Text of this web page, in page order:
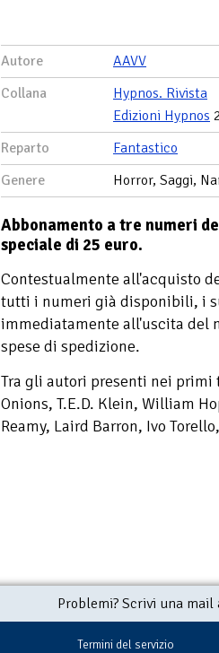
Autore
AAVV
Collana
Hypnos. Rivista
Edizioni Hypnos
Reparto
Fantastico
Genere
Horror, Saggi,
Abbonamento a tre numeri
speciale di 25 euro.
Contestualmente all'acquisto
tutti i numeri già disponibili, i
immediatamente all'uscita del
spese di spedizione.
Tra gli autori presenti nei primi
Onions, T.E.D. Klein, William
Reamy, Laird Barron, Ivo
Problemi? Scrivi una
Termini del servizio